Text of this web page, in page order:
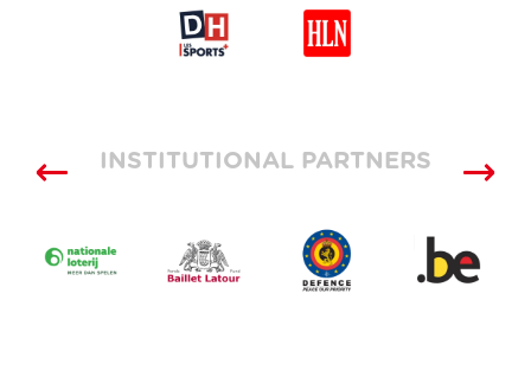
INSTITUTIONAL PARTNERS